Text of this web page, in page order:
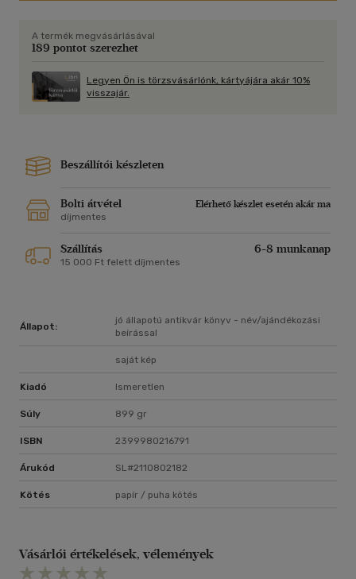
A termék megvásárlásával
189 pontot szerezhet
Legyen Ön is törzsvásárlónk, kártyájára akár 10%
visszajár.
Beszállítói készleten
Bolti átvétel
Elérhető készlet esetén akár ma
díjmentes
Szállítás 6-8 munkanap
15 000 Ft felett díjmentes
Állapot:
jó állapotú antikvár könyv - név/ajándékozási
beírással
saját kép
Kiadó Ismeretlen
Súly 899 gr
ISBN 2399980216791
Árukód SL#2110802182
Kötés papír / puha kötés
Vásárlói értékelések, vélemények